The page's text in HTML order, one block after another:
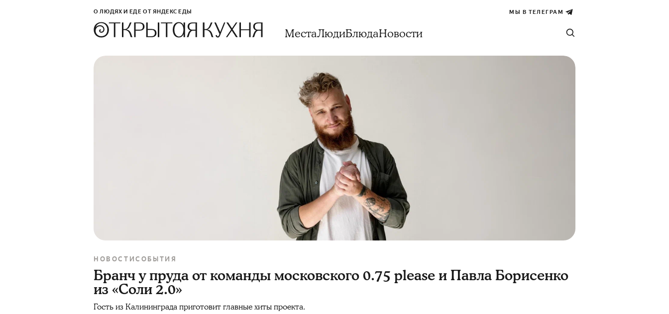
О ЛЮДЯХ И ЕДЕ ОТ ЯНДЕКС ЕДЫ МЫ В ТЕЛЕГРАМ
МестаЛюдиБлюдаНовости
НОВОСТИСОБЫТИЯ
Бранч у пруда от команды московского 0.75 please и Павла Борисенко
из «Соли 2.0»
Гость из Калининграда приготовит главные хиты проекта.